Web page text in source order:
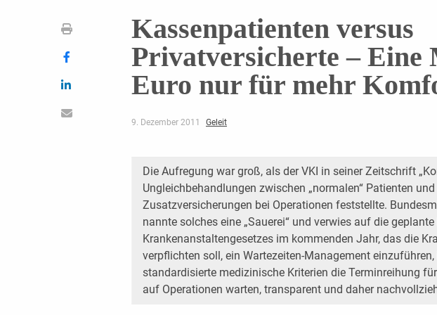
Kassenpatienten versus
Privatversicherte – Eine
Euro nur für mehr
9. Dezember 2011 Geleit
Die Aufregung war groß, als der VKI in seiner Zeitschrift
Ungleichbehandlungen zwischen „normalen“ Patienten
Zusatzversicherungen bei Operationen feststellte.
nannte solches eine „Sauerei“ und verwies auf die
Krankenanstaltengesetzes im kommenden Jahr, das die
verpflichten soll, ein Wartezeiten-Management
standardisierte medizinische Kriterien die Terminreihung
auf Operationen warten, transparent und daher